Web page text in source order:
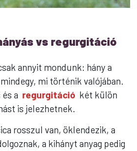
vs regurgitáció
annyit mondunk: hány a
mi történik valójában.
a regurgitáció két külön
is jelezhetnek.
rosszul van, öklendezik, a
a kihányt anyag pedig